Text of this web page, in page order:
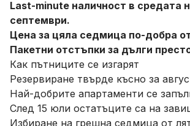
Last-minute наличност в средата
септември.
Цена за цяла седмица по-добра
Пакетни отстъпки за дълги
Как пътниците се изгарят
Резервиране твърде късно за
Най-добрите апартаменти се
След 15 юли остатъците са на
Избиране на грешна седмица от